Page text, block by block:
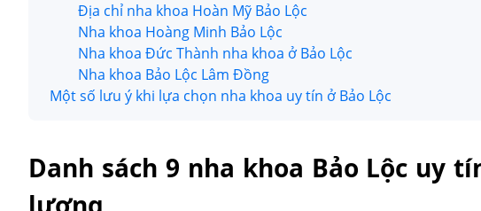
Địa chỉ nha khoa Hoàn Mỹ Bảo Lộc
Nha khoa Hoàng Minh Bảo Lộc
Nha khoa Đức Thành nha khoa ở Bảo Lộc
Nha khoa Bảo Lộc Lâm Đồng
Một số lưu ý khi lựa chọn nha khoa uy tín ở Bảo Lộc
Danh sách 9 nha khoa Bảo Lộc uy